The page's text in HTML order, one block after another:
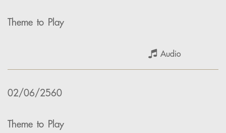
Theme to Play
Audio
02/06/2560
Theme to Play